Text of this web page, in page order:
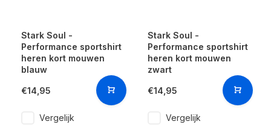
Stark Soul -
Performance sportshirt
heren kort mouwen
blauw
€14,95
Vergelijk
Stark Soul -
Performance sportshirt
heren kort mouwen
zwart
€14,95
Vergelijk